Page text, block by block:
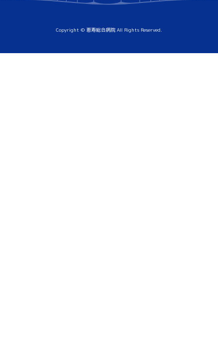
Copyright © 恵寿総合病院 All Rights Reserved.